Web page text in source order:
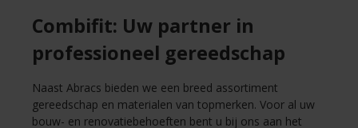
Combifit: Uw partner in
professioneel gereedschap
Naast Abracs bieden we een breed assortiment
gereedschap en materialen van topmerken. Voor al uw
bouw- en renovatiebehoeften bent u bij ons aan het